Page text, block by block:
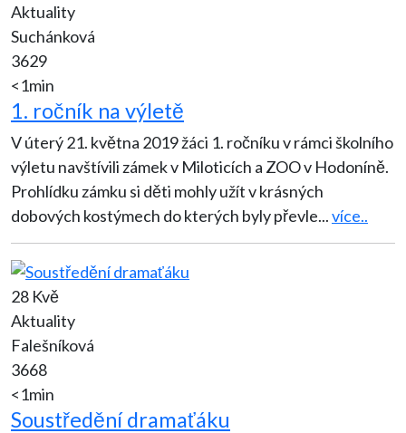
Aktuality
Suchánková
3629
<1min
1. ročník na výletě
V úterý 21. května 2019 žáci 1. ročníku v rámci školního
výletu navštívili zámek v Miloticích a ZOO v Hodoníně.
Prohlídku zámku si děti mohly užít v krásných
dobových kostýmech do kterých byly převle...více..
28 Kvě
Aktuality
Falešníková
3668
<1min
Soustředění dramaťáku